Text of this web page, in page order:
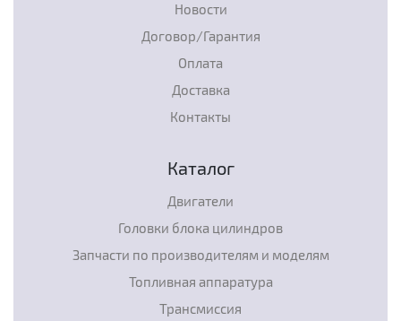
Новости
Договор/Гарантия
Оплата
Доставка
Контакты
Каталог
Двигатели
Головки блока цилиндров
Запчасти по производителям и моделям
Топливная аппаратура
Трансмиссия